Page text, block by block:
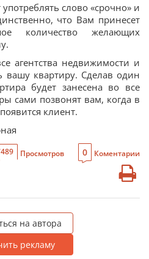
слово «срочно» и
что Вам принесет
количество желающих
агентства недвижимости и
вашу квартиру. Сделав один
будет занесена во все
сами позвонят вам, когда в
клиент.
Просмотров 0 Коментарии
на автора
рекламу